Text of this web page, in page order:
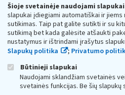
Šioje svetainėje naudojami slapukai
slapukai įdiegiami automatiškai ir jiems
sutikimas. Taip pat galite sutikti ir su
sutikimą bet kada galėsite atšaukti
nustatymus ir ištrindami įrašytus
Slapukų politika
; Privatumo
Būtinieji slapukai
Naudojami sklandžiam svetainės
svetainės funkcijas. Be šių
Respublikos finansų
Biudžetinė įstaiga. Juridinio asmens
adresas: Vasario 16-osios g. 14, 01107
vmi@vmi.lt, E. pristatymo dėžutės
Duomenys apie Valstybinę mokesčių
Respublikos finansų ministerijos